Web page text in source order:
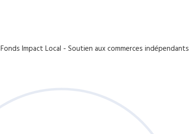
Fonds Impact Local - Soutien aux commerces indépendants